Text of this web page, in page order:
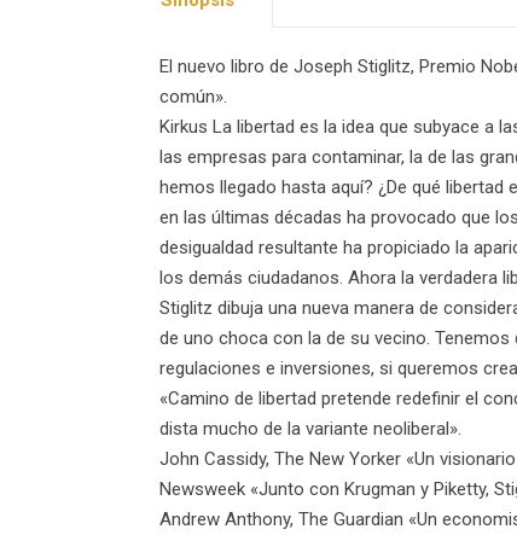
El nuevo libro de Joseph Stiglitz, Premio
común».
Kirkus La libertad es la idea que subyace a
las empresas para contaminar, la de las
hemos llegado hasta aquí? ¿De qué libertad
en las últimas décadas ha provocado que
desigualdad resultante ha propiciado la
los demás ciudadanos. Ahora la verdadera
Stiglitz dibuja una nueva manera de
de uno choca con la de su vecino.
regulaciones e inversiones, si queremos
«Camino de libertad pretende redefinir el
dista mucho de la variante neoliberal».
John Cassidy, The New Yorker «Un
Newsweek «Junto con Krugman y Piketty,
Andrew Anthony, The Guardian «Un